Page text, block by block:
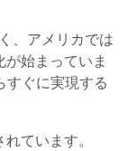
、アメリカでは
始まっていま
すぐに実現する
ています。